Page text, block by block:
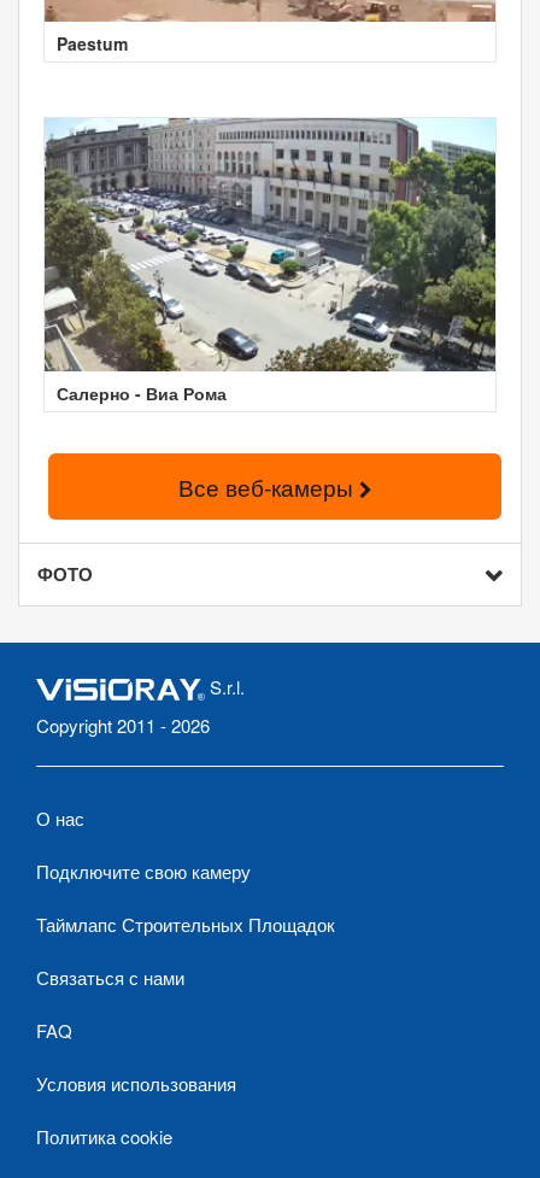
Paestum
Салерно - Виа Рома
Все веб-камеры
ФОТО
S.r.l.
Copyright 2011 - 2026
О нас
Подключите свою камеру
Таймлапс Строительных Площадок
Связаться с нами
FAQ
Условия использования
Политика cookie